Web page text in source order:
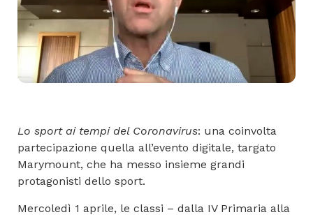
Lo sport ai tempi del Coronavirus: una coinvolta
partecipazione quella all’evento digitale, targato
Marymount, che ha messo insieme grandi
protagonisti dello sport.
Mercoledì 1 aprile, le classi – dalla IV Primaria alla